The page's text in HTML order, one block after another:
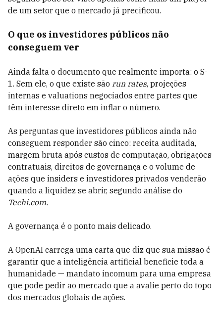
de um setor que o mercado já precificou.
O que os investidores públicos não
conseguem ver
Ainda falta o documento que realmente importa: o S-
1. Sem ele, o que existe são run rates, projeções
internas e valuations negociados entre partes que
têm interesse direto em inflar o número.
As perguntas que investidores públicos ainda não
conseguem responder são cinco: receita auditada,
margem bruta após custos de computação, obrigações
contratuais, direitos de governança e o volume de
ações que insiders e investidores privados venderão
quando a liquidez se abrir, segundo análise do
Techi.com.
A governança é o ponto mais delicado.
A OpenAI carrega uma carta que diz que sua missão é
garantir que a inteligência artificial beneficie toda a
humanidade — mandato incomum para uma empresa
que pode pedir ao mercado que a avalie perto do topo
dos mercados globais de ações.